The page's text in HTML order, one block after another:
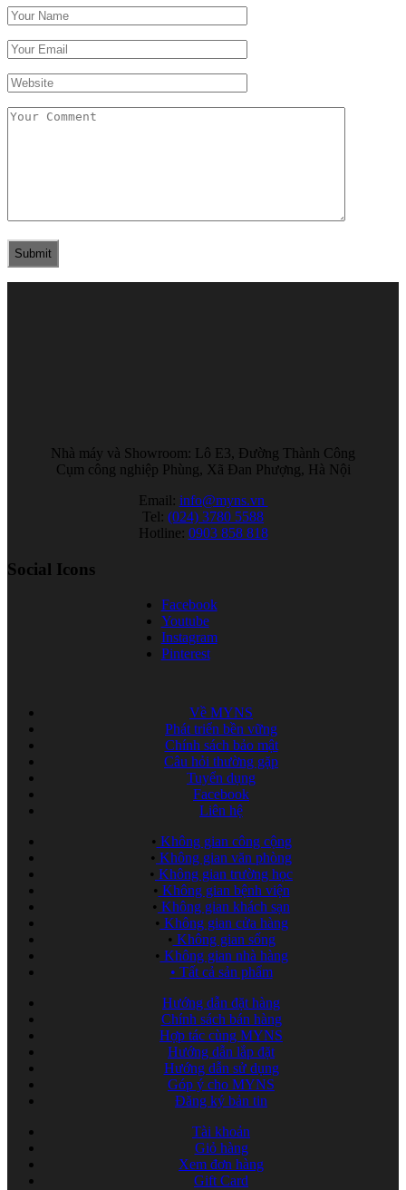
Submit
Nhà máy và Showroom: Lô E3, Đường Thành Công
Cụm công nghiệp Phùng, Xã Đan Phượng, Hà Nội
Email: info@myns.vn
Tel: (024) 3780 5588
Hotline: 0903 858 818
Social Icons
Facebook
Youtube
Instagram
Pinterest
Về MYNS
Phát triển bền vững
Chính sách bảo mật
Câu hỏi thường gặp
Tuyển dụng
Facebook
Liên hệ
• Không gian công cộng
• Không gian văn phòng
• Không gian trường học
• Không gian bệnh viện
• Không gian khách sạn
• Không gian cửa hàng
• Không gian sống
• Không gian nhà hàng
• Tất cả sản phẩm
Hướng dẫn đặt hàng
Chính sách bán hàng
Hợp tác cùng MYNS
Hướng dẫn lắp đặt
Hướng dẫn sử dụng
Góp ý cho MYNS
Đăng ký bản tin
Tài khoản
Giỏ hàng
Xem đơn hàng
Gift Card